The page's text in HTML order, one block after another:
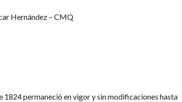
Hernández – CMQ
permaneció en vigor y sin modificaciones hasta